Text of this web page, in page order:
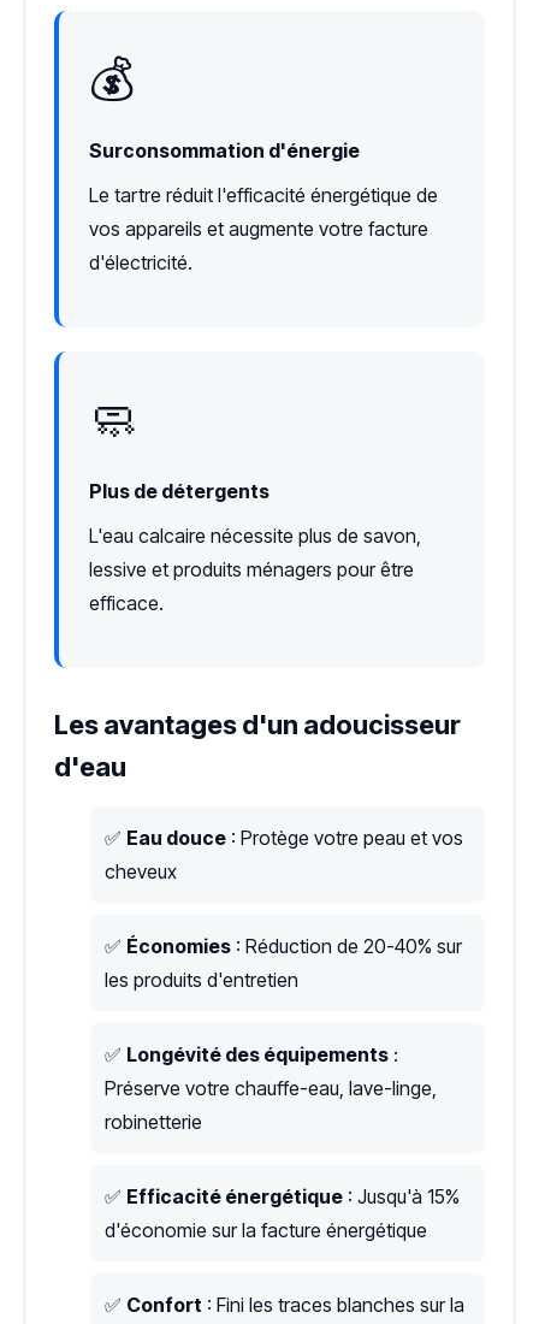
💰
Surconsommation d'énergie
Le tartre réduit l'efficacité énergétique de
vos appareils et augmente votre facture
d'électricité.
🧼
Plus de détergents
L'eau calcaire nécessite plus de savon,
lessive et produits ménagers pour être
efficace.
Les avantages d'un adoucisseur
d'eau
✅ Eau douce : Protège votre peau et vos
cheveux
✅ Économies : Réduction de 20-40% sur
les produits d'entretien
✅ Longévité des équipements :
Préserve votre chauffe-eau, lave-linge,
robinetterie
✅ Efficacité énergétique : Jusqu'à 15%
d'économie sur la facture énergétique
✅ Confort : Fini les traces blanches sur la